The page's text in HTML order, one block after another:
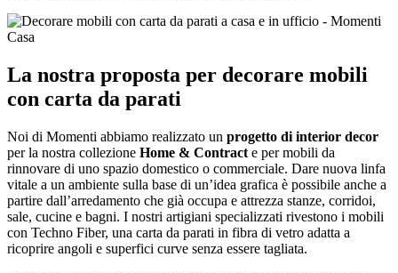
La nostra proposta per decorare mobili
con carta da parati
Noi di Momenti abbiamo realizzato un progetto di interior decor
per la nostra collezione Home & Contract e per mobili da
rinnovare di uno spazio domestico o commerciale. Dare nuova linfa
vitale a un ambiente sulla base di un’idea grafica è possibile anche a
partire dall’arredamento che già occupa e attrezza stanze, corridoi,
sale, cucine e bagni. I nostri artigiani specializzati rivestono i mobili
con Techno Fiber, una carta da parati in fibra di vetro adatta a
ricoprire angoli e superfici curve senza essere tagliata.